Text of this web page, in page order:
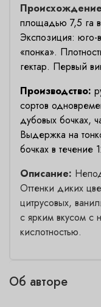
площадью 7,5 га
Экспозиция:
«понка».
гектар. Первый
Производство:
сортов
дубовых бочках,
Выдержка на
бочках в течение
Описание:
Оттенки диких
цитрусовых,
с ярким вкусом с
кислотностью.
Об авторе